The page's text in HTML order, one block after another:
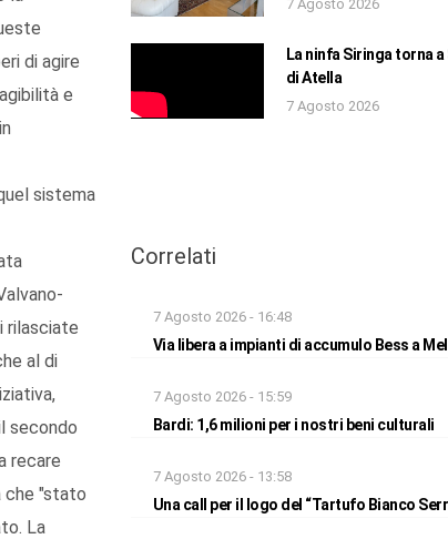
di agire
e
sistema
rilasciate
al di
secondo
recare
che "stato
La
7 Agosto 2026
La ninfa Siringa torna a
di Atella
7 Agosto 2026
Correlati
7 Agosto 2026 - 16:48
Via libera a impianti di accumulo Bess a
7 Agosto 2026 - 15:59
Bardi: 1,6 milioni per i nostri beni culturali
7 Agosto 2026 - 13:58
Una call per il logo del “Tartufo Bianco